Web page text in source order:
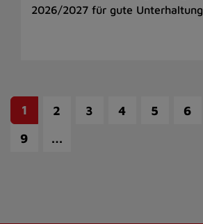
2026/2027 für gute Unterhaltung
1 2 3 4 5 6
9
…